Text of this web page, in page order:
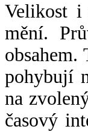
Velikost i
mění.
pohybují
na
časový